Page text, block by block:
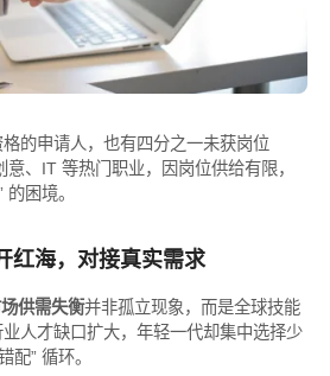
的申请人，也有四分之一未获岗位
、IT 等热门职业，因岗位供给有限，
困境。
红海，对接真实需求
供需失衡并非孤立现象，而是全球技能
人才缺口扩大，年轻一代却集中选择少
配” 循环。